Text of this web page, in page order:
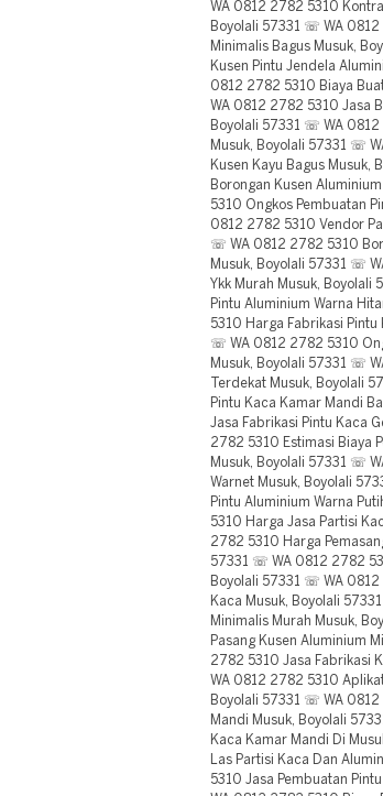
WA 0812 2782 5310
Boyolali 57331 ☏ WA 0812
Minimalis Bagus Musuk,
Kusen Pintu Jendela
0812 2782 5310 Biaya
WA 0812 2782 5310 Jasa
Boyolali 57331 ☏ WA 0812
Musuk, Boyolali 57331 ☏
Kusen Kayu Bagus
Borongan Kusen
5310 Ongkos Pembuatan
0812 2782 5310 Vendor
☏ WA 0812 2782 5310
Musuk, Boyolali 57331 ☏
Ykk Murah Musuk,
Pintu Aluminium Warna
5310 Harga Fabrikasi Pintu
☏ WA 0812 2782 5310
Musuk, Boyolali 57331 ☏
Terdekat Musuk, Boyolali
Pintu Kaca Kamar Mandi
Jasa Fabrikasi Pintu Kaca
2782 5310 Estimasi Biaya
Musuk, Boyolali 57331 ☏
Warnet Musuk, Boyolali
Pintu Aluminium Warna
5310 Harga Jasa Partisi
2782 5310 Harga
57331 ☏ WA 0812 2782
Boyolali 57331 ☏ WA 0812
Kaca Musuk, Boyolali
Minimalis Murah Musuk,
Pasang Kusen Aluminium
2782 5310 Jasa Fabrikasi
WA 0812 2782 5310
Boyolali 57331 ☏ WA
Mandi Musuk, Boyolali
Kaca Kamar Mandi Di
Las Partisi Kaca Dan
5310 Jasa Pembuatan